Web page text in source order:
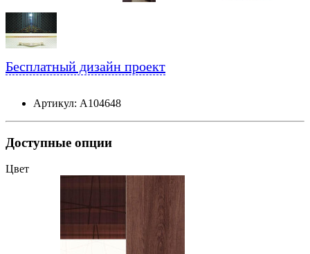
Бесплатный дизайн проект
Артикул: А104648
Доступные опции
Цвет